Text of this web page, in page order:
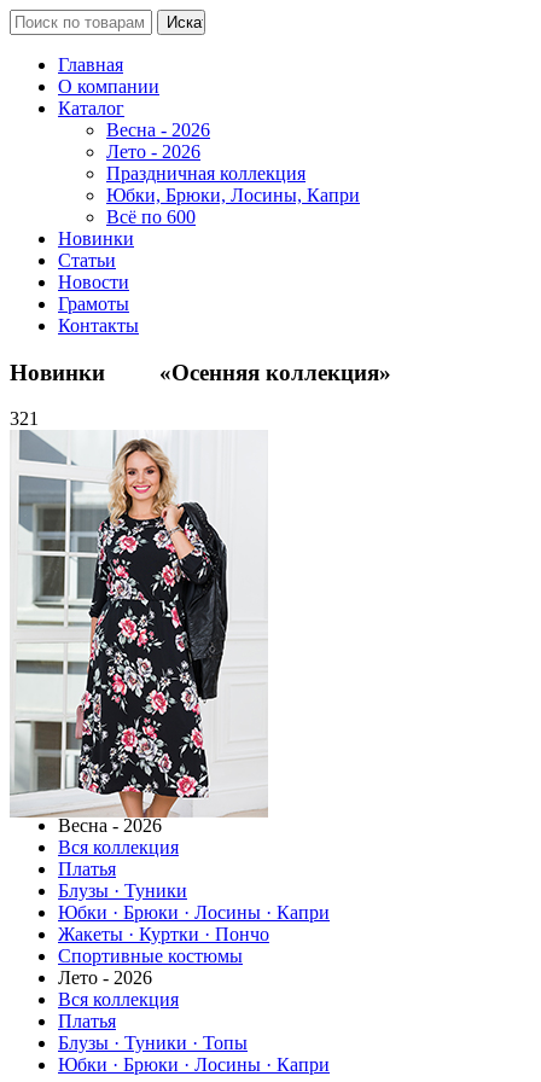
Главная
О компании
Каталог
Весна - 2026
Лето - 2026
Праздничная коллекция
Юбки, Брюки, Лосины, Капри
Всё по 600
Новинки
Статьи
Новости
Грамоты
Контакты
Новинки «Осенняя коллекция»
321
Весна - 2026
Вся коллекция
Платья
Блузы · Туники
Юбки · Брюки · Лосины · Капри
Жакеты · Куртки · Пончо
Спортивные костюмы
Лето - 2026
Вся коллекция
Платья
Блузы · Туники · Топы
Юбки · Брюки · Лосины · Капри